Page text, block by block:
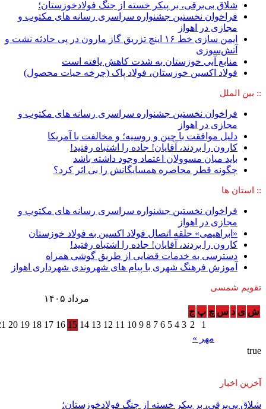
شلاق‌ بی‌برقی، بر پیکر خسته‌ از جنگ فولادخوزستان؛
فراخوان نخستین جشنواره سراسری رسانه های مکتوب و
مجازی در اهواز
ایمن سازی خط ۱۶ اینچ تزریق گاز مارون در پی حادثه نشت و
آتش‌سوزی
منابع آبی خوزستان به شدت کاهش یافته است
فولاد اکسین خوزستان، فولاد پاک (چرخه حیات محصول)
:: بین الملل
فراخوان نخستین جشنواره سراسری رسانه های مکتوب و
مجازی در اهواز
دلیل موافقت با چین و روسیه؛ و مخالفت با آمریکا
کارون را بردند، آقایان! جاده را اشتباه رفتید!
باید میان مسوولان اعتماد وجود داشته باشد
چگونه قطر محاصره همسایگانش را بی اثر کرد؟
:: استان ها
فراخوان نخستین جشنواره سراسری رسانه های مکتوب و
مجازی در اهواز
«ابراهیمی» حلقه اتصال فولاد اکسین به فولاد خوزستان
کارون را بردند، آقایان! جاده را اشتباه رفتید!
دسترسی به خدمات قضایی از طریق گوشی همراه
آموزش فرهنگ شهری با پیام های شهروندی شهرداری اهواز
تقویم شمسی
مرداد ۱۴۰۵
ش ی د س چ پ ج
مهر »
1
2
3
4
5
6
7
8
9
10
11
12
13
14
15
16
17
18
19
20
true
آخرین اخبار
شلاق‌ بی‌برقی، بر پیکر خسته‌ از جنگ فولادخوزستان؛